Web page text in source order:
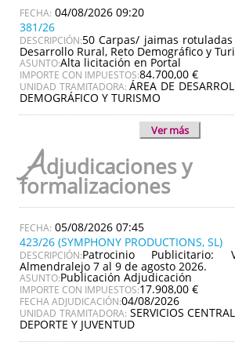
04/08/2026 09:20
381/26
DESCRIPCIÓN:50 Carpas/ jaimas
Desarrollo Rural, Reto Demográfico y
ASUNTO:Alta licitación en Portal
IMPORTE CON IMPUESTOS:84.700,00 €
UNIDAD TRAMITADORA:ÁREA DE
DEMOGRÁFICO Y TURISMO
Ver más
Adjudicaciones y
formalizaciones
05/08/2026 07:45
423/26 (SYMPHONY PRODUCTIONS, SL)
DESCRIPCIÓN:Patrocinio Publicitario:
Almendralejo 7 al 9 de agosto 2026.
ASUNTO:Publicación Adjudicación
IMPORTE CON IMPUESTOS:17.908,00 €
FECHA ADJUDICACIÓN:04/08/2026
UNIDAD TRAMITADORA: SERVICIOS
DEPORTE Y JUVENTUD